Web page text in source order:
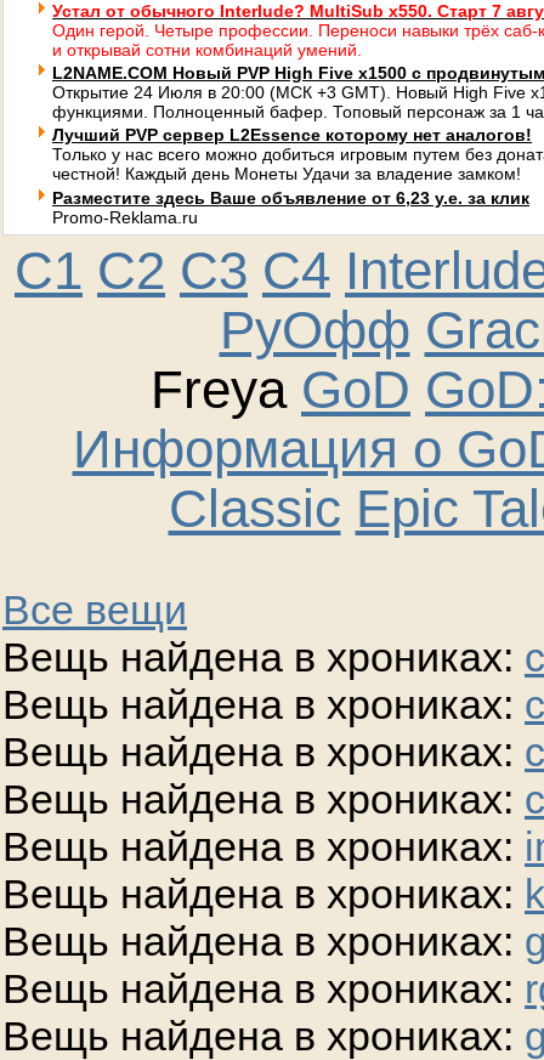
Устал от обычного Interlude? MultiSub x550. Старт 7
Один герой. Четыре профессии. Переноси навыки трёх саб-
и открывай сотни комбинаций умений.
L2NAME.COM Новый PVP High Five x1500 с
Открытие 24 Июля в 20:00 (МСК +3 GMT). Новый High Five
функциями. Полноценный бафер. Топовый персонаж за 1
Лучший PVP сервер L2Essence которому нет аналогов!
Только у нас всего можно добиться игровым путем без
честной! Каждый день Монеты Удачи за владение замком!
Разместите здесь Ваше объявление от 6,23 у.е. за клик
Promo-Reklama.ru
C1 C2 C3 C4
РуОфф
Freya GoD
Информация о
Classic Epic
Все вещи
Вещь найдена в хрониках:
Вещь найдена в хрониках:
Вещь найдена в хрониках:
Вещь найдена в хрониках:
Вещь найдена в хрониках:
Вещь найдена в хрониках:
Вещь найдена в хрониках:
Вещь найдена в хрониках:
Вещь найдена в хрониках: